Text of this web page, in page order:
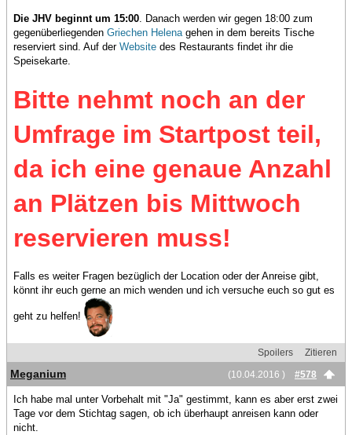
Die JHV beginnt um 15:00 . Danach werden wir gegen 18:00 zum
gegenüberliegenden Griechen Helena gehen in dem bereits Tische
reserviert sind. Auf der Website des Restaurants findet ihr die
Speisekarte.
Bitte nehmt noch an der
Umfrage im Startpost teil,
da ich eine genaue Anzahl
an Plätzen bis Mittwoch
reservieren muss!
Falls es weiter Fragen bezüglich der Location oder der Anreise gibt,
könnt ihr euch gerne an mich wenden und ich versuche euch so gut es
geht zu helfen!
Spoilers
Zitieren
(10.04.2016 )
#578
Meganium
Ich habe mal unter Vorbehalt mit "Ja" gestimmt, kann es aber erst zwei
Tage vor dem Stichtag sagen, ob ich überhaupt anreisen kann oder
nicht.